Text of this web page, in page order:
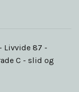
Livvide 87 -
C - slid og